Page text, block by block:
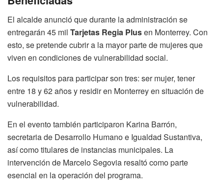
El alcalde anunció que durante la administración se
entregarán 45 mil Tarjetas Regia Plusen Monterrey. Con
esto, se pretende cubrir a la mayor parte de mujeres que
viven en condiciones de vulnerabilidad social.
Los requisitos para participar son tres: ser mujer, tener
entre 18 y 62 años y residir en Monterrey en situación de
vulnerabilidad.
En el evento también participaron Karina Barrón,
secretaria de Desarrollo Humano e Igualdad Sustantiva,
así como titulares de instancias municipales. La
intervención de Marcelo Segovia resaltó como parte
esencial en la operación del programa.